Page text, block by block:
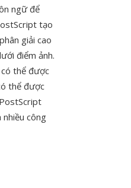
ngữ để
tạo
giải cao
điểm ảnh.
thể được
thể được
công